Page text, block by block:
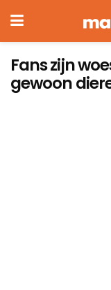
Fans zijn
gewoon